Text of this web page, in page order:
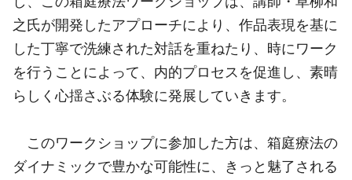
之氏が開発したアプローチにより、作品表現を基に
した丁寧で洗練された対話を重ねたり、時にワーク
を行うことによって、内的プロセスを促進し、素晴
らしく心揺さぶる体験に発展していきます。
このワークショップに参加した方は、箱庭療法の
ダイナミックで豊かな可能性に、きっと魅了される